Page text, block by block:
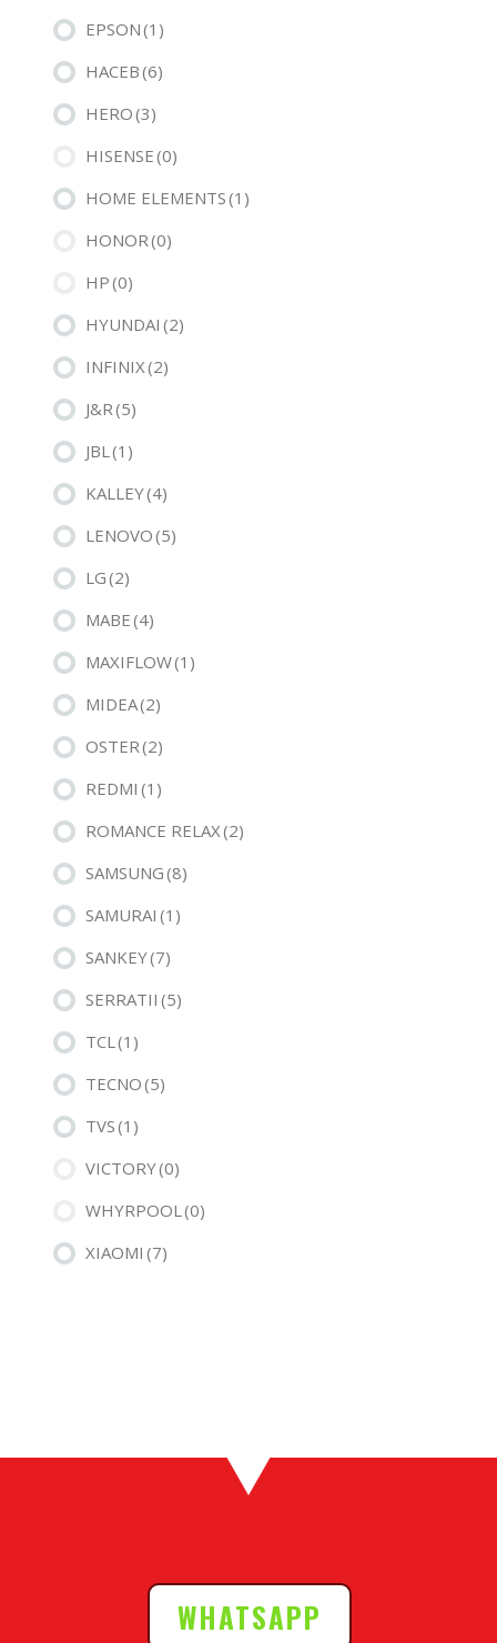
EPSON(1)
HACEB(6)
HERO(3)
HISENSE(0)
HOME ELEMENTS(1)
HONOR(0)
HP(0)
HYUNDAI (2)
INFINIX(2)
J&R(5)
JBL(1)
KALLEY(4)
LENOVO(5)
LG(2)
MABE(4)
MAXIFLOW(1)
MIDEA(2)
OSTER(2)
REDMI (1)
ROMANCE RELAX(2)
SAMSUNG(8)
SAMURAI (1)
SANKEY(7)
SERRATII (5)
TCL(1)
TECNO(5)
TVS(1)
VICTORY(0)
WHYRPOOL(0)
XIAOMI (7)
WHATSAPP